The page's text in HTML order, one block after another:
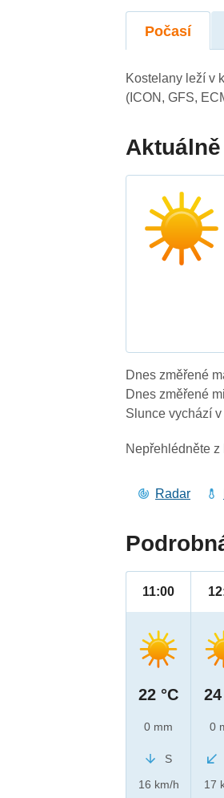
Počasí
Kostelany leží v
(ICON, GFS,
Aktuálně
Dnes změřené
Dnes změřené
Slunce vychází
Nepřehlédněte
Radar
11:00
22 °C
0 mm
S
16 km/h
24
0
17